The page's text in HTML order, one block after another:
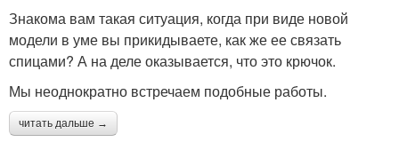
Знакома вам такая ситуация, когда при виде новой
модели в уме вы прикидываете, как же ее связать
спицами? А на деле оказывается, что это крючок.
Мы неоднократно встречаем подобные работы.
читать дальше →